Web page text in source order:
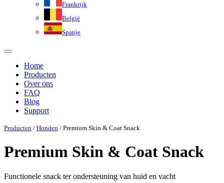
Frankrijk
België
Spanje
Home
Producten
Over ons
FAQ
Blog
Support
Producten / Honden / Premium Skin & Coat Snack
Premium Skin & Coat Snack
Functionele snack ter ondersteuning van huid en vacht